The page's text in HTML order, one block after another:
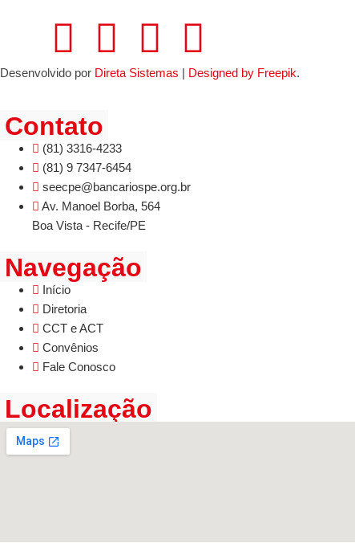
Desenvolvido por Direta Sistemas | Designed by Freepik.
Contato
(81) 3316-4233
(81) 9 7347-6454
seecpe@bancariospe.org.br
Av. Manoel Borba, 564
Boa Vista - Recife/PE
Navegação
Início
Diretoria
CCT e ACT
Convênios
Fale Conosco
Localização